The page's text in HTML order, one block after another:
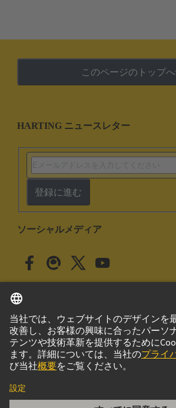
このページのトップへ
HARTING ニュースレター
登録に進む
ソーシャルメディア
日本 日本語
© ハーティング株式会社
このサイトについて